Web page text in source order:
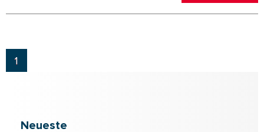
1
Neueste